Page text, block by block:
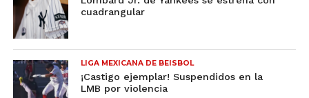
cuadrangular
LIGA MEXICANA DE BEISBOL
¡Castigo ejemplar! Suspendidos en la
LMB por violencia